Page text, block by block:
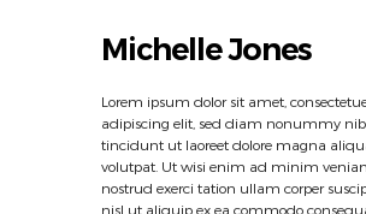
Michelle Jones
Lorem ipsum dolor sit amet,
adipiscing elit, sed diam nonummy
tincidunt ut laoreet dolore magna
volutpat. Ut wisi enim ad minim
nostrud exerci tation ullam corper
nisl ut aliquip ex ea commodo